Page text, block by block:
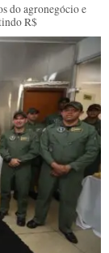
do agronegócio e
R$